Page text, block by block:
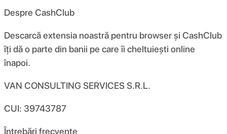
Despre CashClub
Descarcă extensia noastră pentru browser și CashClub
îți dă o parte din banii pe care îi cheltuiești online
înapoi.
VAN CONSULTING SERVICES S.R.L.
CUI: 39743787
Întrebări frecvente